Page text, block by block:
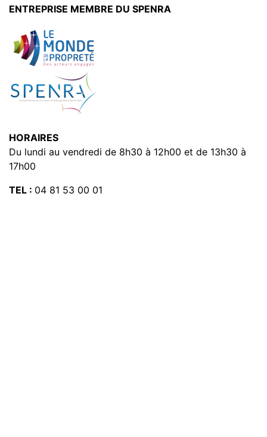
ENTREPRISE MEMBRE DU SPENRA
HORAIRES
Du lundi au vendredi de 8h30 à 12h00 et de 13h30 à
17h00
TEL : 04 81 53 00 01